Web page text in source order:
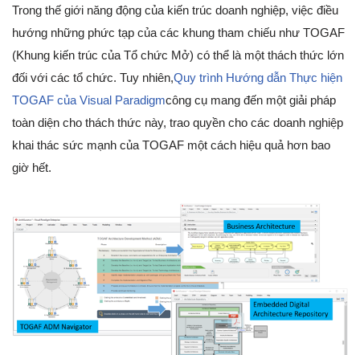
Trong thế giới năng động của kiến trúc doanh nghiệp, việc điều
hướng những phức tạp của các khung tham chiếu như TOGAF
(Khung kiến trúc của Tổ chức Mở) có thể là một thách thức lớn
đối với các tổ chức. Tuy nhiên,Quy trình Hướng dẫn Thực hiện
TOGAF của Visual Paradigmcông cụ mang đến một giải pháp
toàn diện cho thách thức này, trao quyền cho các doanh nghiệp
khai thác sức mạnh của TOGAF một cách hiệu quả hơn bao
giờ hết.